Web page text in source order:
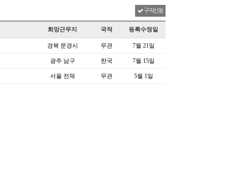
구직신청
희망근무지 국적 등록수정일
경북 문경시 무관 7월 21일
광주 남구 한국 7월 15일
서울 전체 무관 5월 1일